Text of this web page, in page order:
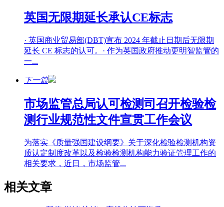
英国无限期延长承认CE标志
· 英国商业贸易部(DBT)宣布 2024 年截止日期后无限期
延长 CE 标志的认可。· 作为英国政府推动更明智监管的
一...
下一篇
市场监管总局认可检测司召开检验检
测行业规范性文件宣贯工作会议
为落实《质量强国建设纲要》关于深化检验检测机构资
质认定制度改革以及检验检测机构能力验证管理工作的
相关要求，近日，市场监管...
相关文章